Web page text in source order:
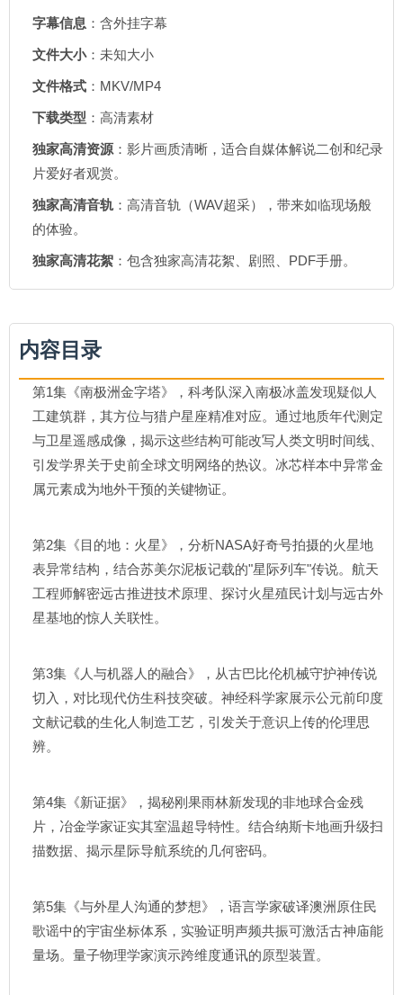
字幕信息 ：含外挂字幕
文件大小：未知大小
文件格式 ：MKV/MP4
下载类型 ：高清素材
独家高清资源 ：影片画质清晰，适合自媒体解说二创和纪录
片爱好者观赏。
独家高清音轨 ：高清音轨（WAV超采），带来如临现场般
的体验。
独家高清花絮 ：包含独家高清花絮、剧照、PDF手册。
内容目录
第1集《南极洲金字塔》，科考队深入南极冰盖发现疑似人
工建筑群，其方位与猎户星座精准对应。通过地质年代测定
与卫星遥感成像，揭示这些结构可能改写人类文明时间线、
引发学界关于史前全球文明网络的热议。冰芯样本中异常金
属元素成为地外干预的关键物证。
第2集《目的地：火星》，分析NASA好奇号拍摄的火星地
表异常结构，结合苏美尔泥板记载的"星际列车"传说。航天
工程师解密远古推进技术原理、探讨火星殖民计划与远古外
星基地的惊人关联性。
第3集《人与机器人的融合》，从古巴比伦机械守护神传说
切入，对比现代仿生科技突破。神经科学家展示公元前印度
文献记载的生化人制造工艺，引发关于意识上传的伦理思
辨。
第4集《新证据》，揭秘刚果雨林新发现的非地球合金残
片，冶金学家证实其室温超导特性。结合纳斯卡地画升级扫
描数据、揭示星际导航系统的几何密码。
第5集《与外星人沟通的梦想》，语言学家破译澳洲原住民
歌谣中的宇宙坐标体系，实验证明声频共振可激活古神庙能
量场。量子物理学家演示跨维度通讯的原型装置。